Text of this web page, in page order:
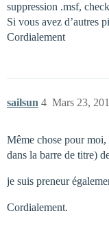
suppression .msf,
Si vous avez d’autres
Cordialement
sailsun Mars 23,
4
Même chose pour moi,
dans la barre de titre)
je suis preneur
Cordialement.